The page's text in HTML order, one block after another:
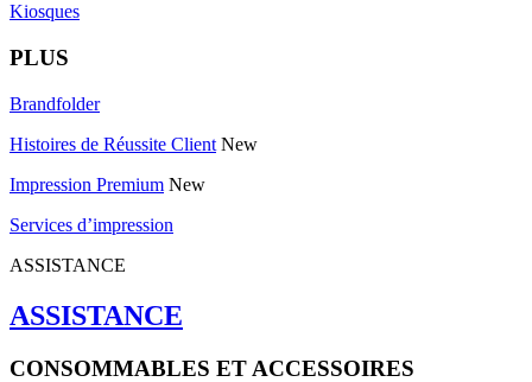
Kiosques
PLUS
Brandfolder
Histoires de Réussite Client New
Impression Premium New
Services d’impression
ASSISTANCE
ASSISTANCE
CONSOMMABLES ET ACCESSOIRES